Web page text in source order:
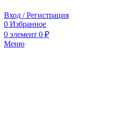
Вход / Регистрация
0 Избранное
0 элемент 0 ₽
Меню